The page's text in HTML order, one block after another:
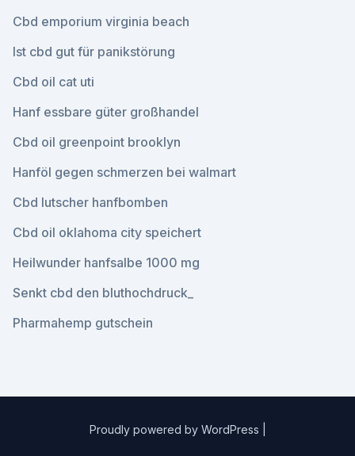
Cbd emporium virginia beach
Ist cbd gut für panikstörung
Cbd oil cat uti
Hanf essbare güter großhandel
Cbd oil greenpoint brooklyn
Hanföl gegen schmerzen bei walmart
Cbd lutscher hanfbomben
Cbd oil oklahoma city speichert
Heilwunder hanfsalbe 1000 mg
Senkt cbd den bluthochdruck_
Pharmahemp gutschein
Proudly powered by WordPress